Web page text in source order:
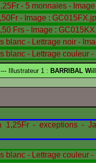
--- Illustrateur 1 : BARRIBAL